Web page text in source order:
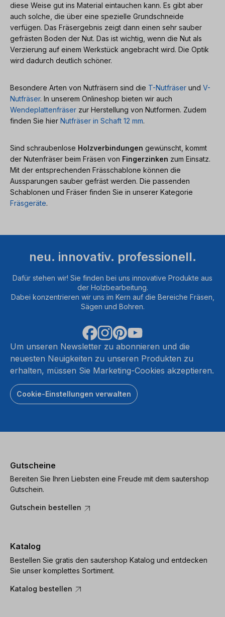
diese Weise gut ins Material eintauchen kann. Es gibt aber
auch solche, die über eine spezielle Grundschneide
verfügen. Das Fräsergebnis zeigt dann einen sehr sauber
gefrästen Boden der Nut. Das ist wichtig, wenn die Nut als
Verzierung auf einem Werkstück angebracht wird. Die Optik
wird dadurch deutlich schöner.
Besondere Arten von Nutfräsern sind die T-Nutfräser und V-
Nutfräser. In unserem Onlineshop bieten wir auch
Wendeplattenfräser zur Herstellung von Nutformen. Zudem
finden Sie hier Nutfräser in Schaft 12 mm.
Sind schraubenlose Holzverbindungen gewünscht, kommt
der Nutenfräser beim Fräsen von Fingerzinken zum Einsatz.
Mit der entsprechenden Frässchablone können die
Aussparungen sauber gefräst werden. Die passenden
Schablonen und Fräser finden Sie in unserer Kategorie
Fräsgeräte.
neu. innovativ. professionell.
Dafür stehen wir! Sie finden bei uns innovative Produkte aus
der Holzbearbeitung.
Dabei konzentrieren wir uns im Kern auf die Bereiche Fräsen,
Sägen und Bohren.
Um unseren Newsletter zu abonnieren und die
neuesten Neuigkeiten zu unseren Produkten zu
erhalten, müssen Sie Marketing-Cookies akzeptieren.
Cookie-Einstellungen verwalten
Gutscheine
Bereiten Sie Ihren Liebsten eine Freude mit dem sautershop
Gutschein.
Gutschein bestellen
Katalog
Bestellen Sie gratis den sautershop Katalog und entdecken
Sie unser komplettes Sortiment.
Katalog bestellen